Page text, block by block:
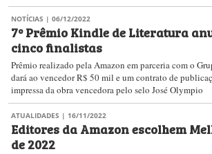
NOTÍCIAS | 06/12/2022
7º Prêmio Kindle de Literatura
cinco finalistas
Prêmio realizado pela Amazon em parceria com o
dará ao vencedor R$ 50 mil e um contrato de
impressa da obra vencedora pelo selo José Olympio
ATUALIDADES | 16/11/2022
Editores da Amazon escolhem
de 2022